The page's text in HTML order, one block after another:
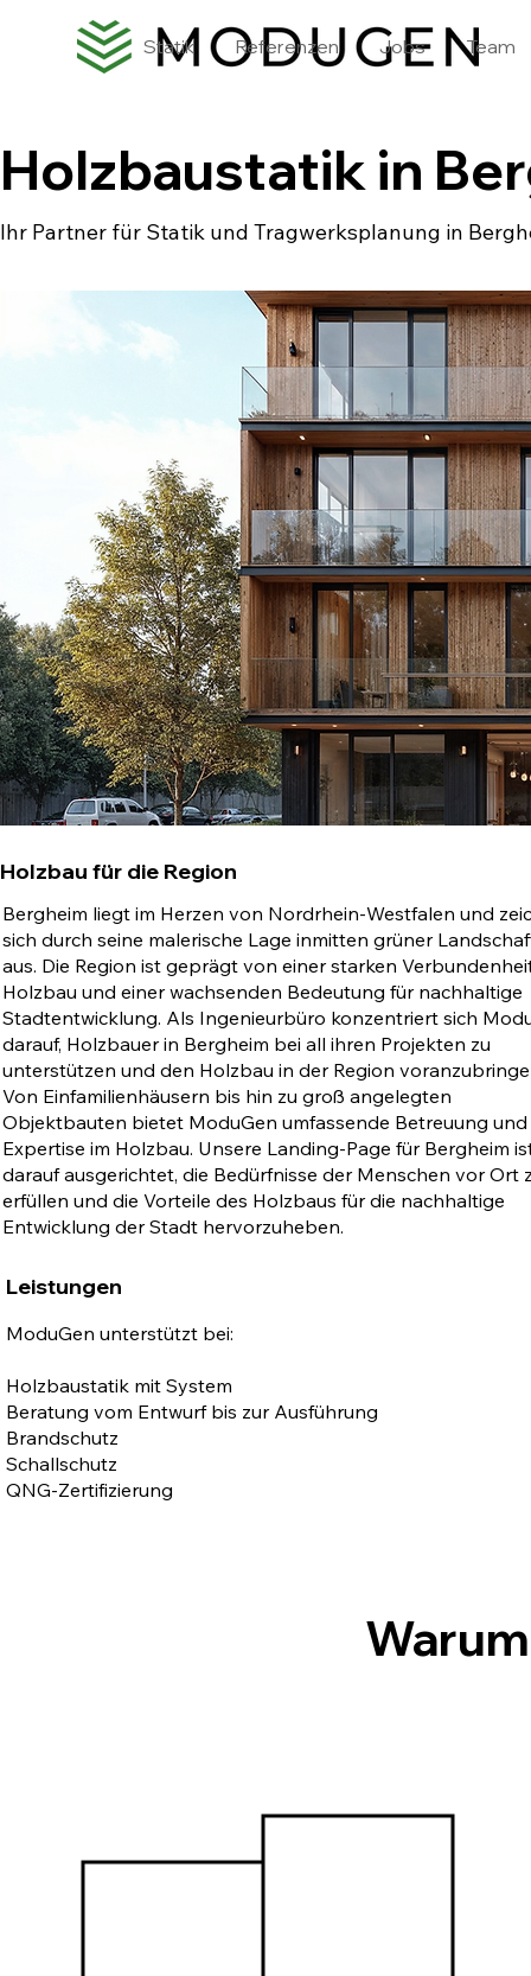
Statik Referenzen Jobs Team
Holzbaustatik in
Ihr Partner für Statik und Tragwerksplanung in
Holzbau für die Region
Bergheim liegt im Herzen von Nordrhein-Westfalen und
sich durch seine malerische Lage inmitten grüner
aus. Die Region ist geprägt von einer starken
Holzbau und einer wachsenden Bedeutung für nachhaltige
Stadtentwicklung. Als Ingenieurbüro konzentriert sich
darauf, Holzbauer in Bergheim bei all ihren Projekten zu
unterstützen und den Holzbau in der Region
Von Einfamilienhäusern bis hin zu groß angelegten
Objektbauten bietet ModuGen umfassende Betreuung und
Expertise im Holzbau. Unsere Landing-Page für Bergheim
darauf ausgerichtet, die Bedürfnisse der Menschen vor Ort
erfüllen und die Vorteile des Holzbaus für die nachhaltige
Entwicklung der Stadt hervorzuheben.
Leistungen
ModuGen unterstützt bei:
Holzbaustatik mit System
Beratung vom Entwurf bis zur Ausführung
Brandschutz
Schallschutz
QNG-Zertifizierung